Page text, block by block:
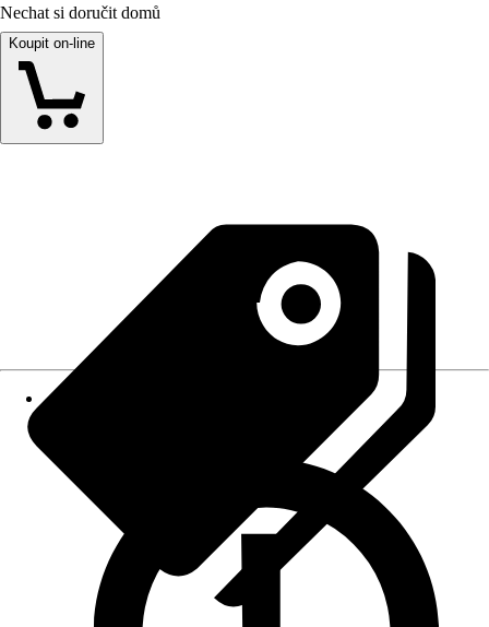
Nechat si doručit domů
Koupit on-line